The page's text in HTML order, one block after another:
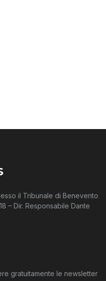
il Tribunale di Benevento
– Dir. Responsabile Dante
gratuitamente le newsletter